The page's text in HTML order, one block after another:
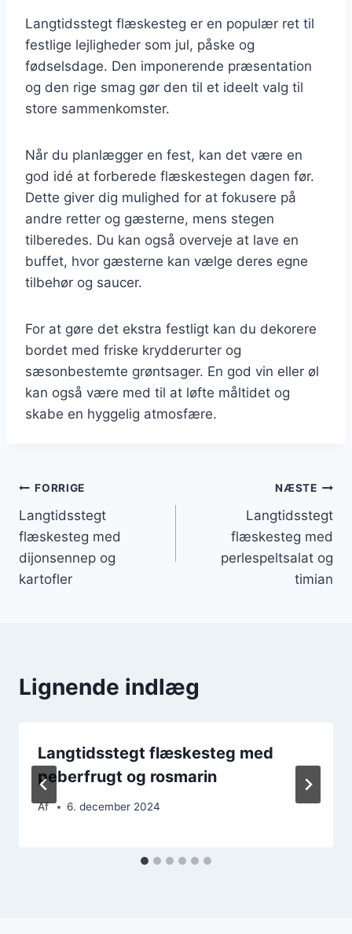
Langtidsstegt flæskesteg er en populær ret til
festlige lejligheder som jul, påske og
fødselsdage. Den imponerende præsentation
og den rige smag gør den til et ideelt valg til
store sammenkomster.
Når du planlægger en fest, kan det være en
god idé at forberede flæskestegen dagen før.
Dette giver dig mulighed for at fokusere på
andre retter og gæsterne, mens stegen
tilberedes. Du kan også overveje at lave en
buffet, hvor gæsterne kan vælge deres egne
tilbehør og saucer.
For at gøre det ekstra festligt kan du dekorere
bordet med friske krydderurter og
sæsonbestemte grøntsager. En god vin eller øl
kan også være med til at løfte måltidet og
skabe en hyggelig atmosfære.
Indlægsnavigation
FORRIGE
Langtidsstegt
flæskesteg med
dijonsennep og
kartofler
NÆSTE
Langtidsstegt
flæskesteg med
perlespeltsalat og
timian
Lignende indlæg
Langtidsstegt flæskesteg med
peberfrugt og rosmarin
Af 6. december 2024